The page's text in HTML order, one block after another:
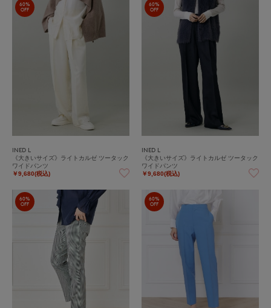
60%
OFF
INED L
《大きいサイズ》ライトカルゼ ツータック
ワイドパンツ
￥9,680(税込)
60%
OFF
INED L
《大きいサイズ》ライトカルゼ ツータック
ワイドパンツ
￥9,680(税込)
60%
OFF
60%
OFF